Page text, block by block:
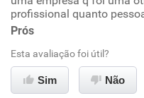
Ambiente de trabalho
Conciliação com a vida
profissional quanto
Prós
Esta avaliação foi útil?
Sim Não